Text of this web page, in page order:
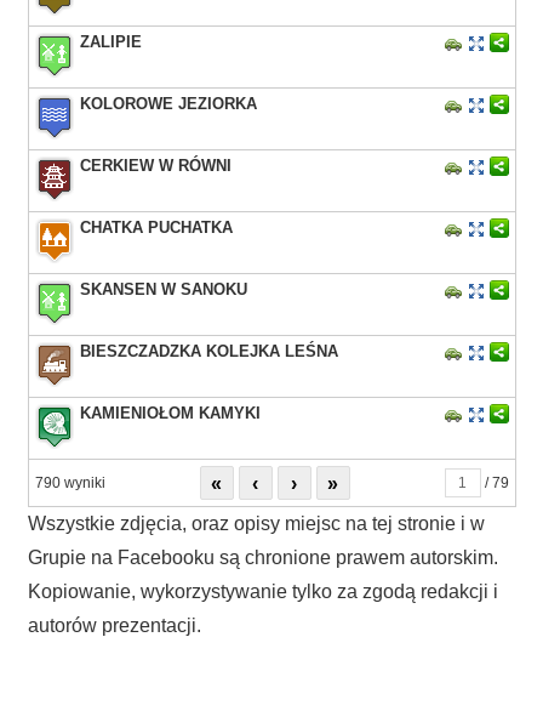
ZALIPIE
KOLOROWE JEZIORKA
CERKIEW W RÓWNI
CHATKA PUCHATKA
SKANSEN W SANOKU
BIESZCZADZKA KOLEJKA LEŚNA
KAMIENIOŁOM KAMYKI
790 wyniki « ‹ › » / 79
Wszystkie zdjęcia, oraz opisy miejsc na tej stronie i w
Grupie na Facebooku są chronione prawem autorskim.
Kopiowanie, wykorzystywanie tylko za zgodą redakcji i
autorów prezentacji.